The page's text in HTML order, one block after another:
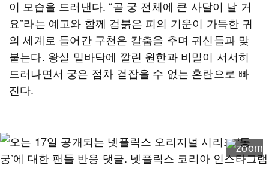
이 모습을 드러낸다. “곧 궁 전체에 큰 사달이 날 거
요”라는 예고와 함께 검붉은 피의 기운이 가득한 귀
의 세계로 들어간 구천은 칼춤을 추며 귀신들과 맞
붙는다. 왕실 밑바닥에 깔린 원한과 비밀이 서서히
드러나면서 궁은 점차 걷잡을 수 없는 혼란으로 빠
진다.